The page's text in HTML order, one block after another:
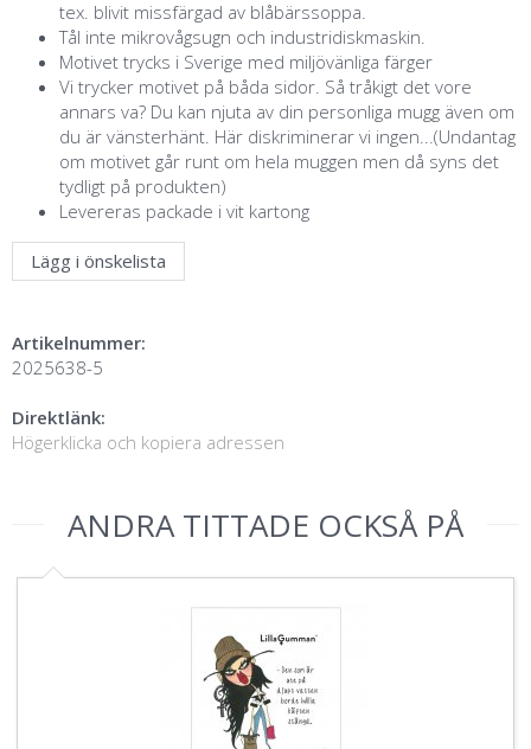
tex. blivit missfärgad av blåbärssoppa.
Tål inte mikrovågsugn och industridiskmaskin.
Motivet trycks i Sverige med miljövänliga färger
Vi trycker motivet på båda sidor. Så tråkigt det vore
annars va? Du kan njuta av din personliga mugg även om
du är vänsterhänt. Här diskriminerar vi ingen...(Undantag
om motivet går runt om hela muggen men då syns det
tydligt på produkten)
Levereras packade i vit kartong
Lägg i önskelista
Artikelnummer:
2025638-5
Direktlänk:
Högerklicka och kopiera adressen
ANDRA TITTADE OCKSÅ PÅ